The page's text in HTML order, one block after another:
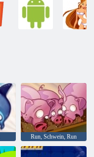
Run, Schwein, Run